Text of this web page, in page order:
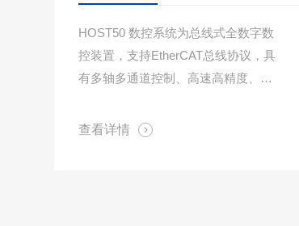
HOST50 数控系统为总线式全数字数
控装置，支持EtherCAT总线协议，具
有多轴多通道控制、高速高精度、复
术。系统采用加减速控制算法、小线
查看详情